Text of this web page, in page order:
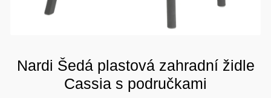
Nardi Šedá plastová zahradní židle
Cassia s područkami